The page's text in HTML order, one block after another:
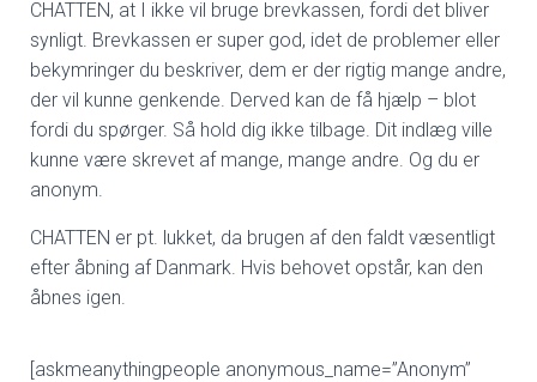
CHATTEN, at I ikke vil bruge brevkassen, fordi det bliver
synligt. Brevkassen er super god, idet de problemer eller
bekymringer du beskriver, dem er der rigtig mange andre,
der vil kunne genkende. Derved kan de få hjælp – blot
fordi du spørger. Så hold dig ikke tilbage. Dit indlæg ville
kunne være skrevet af mange, mange andre. Og du er
anonym.
CHATTEN er pt. lukket, da brugen af den faldt væsentligt
efter åbning af Danmark. Hvis behovet opstår, kan den
åbnes igen.
[askmeanythingpeople anonymous_name=”Anonym”